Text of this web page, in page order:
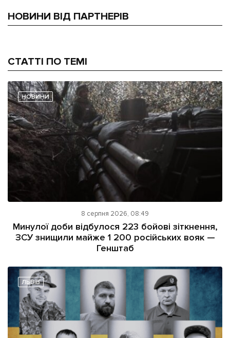
НОВИНИ ВІД ПАРТНЕРІВ
СТАТТІ ПО ТЕМІ
НОВИНИ
8 серпня 2026, 08:49
Минулої доби відбулося 223 бойові зіткнення,
ЗСУ знищили майже 1 200 російських вояк —
Генштаб
ЛЬВІВ